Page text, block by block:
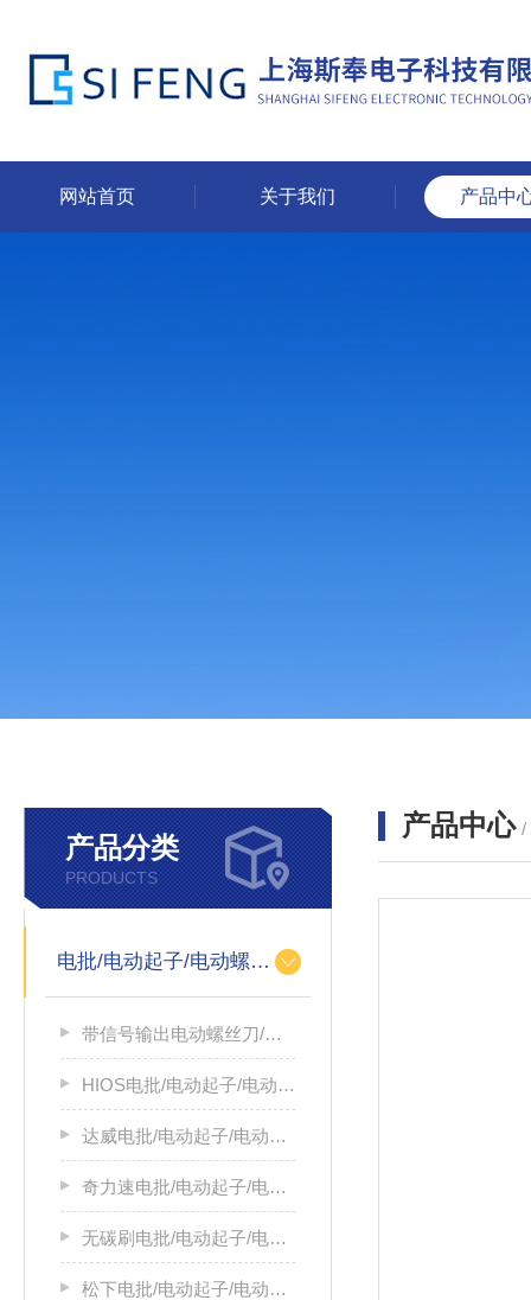
网站首页 关于我们 产品中
产品分类
PRODUCTS
电批/电动起子/电动螺丝刀
带信号输出电动螺丝刀/带信号输出电源
HIOS电批/电动起子/电动螺丝刀
达威电批/电动起子/电动螺丝刀
奇力速电批/电动起子/电动螺丝刀
无碳刷电批/电动起子/电动螺丝刀
松下电批/电动起子/电动螺丝刀
产品中心 /